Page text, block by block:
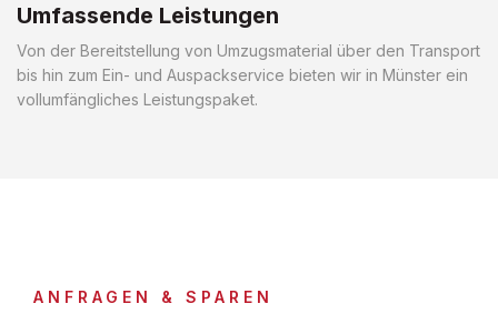
Umfassende Leistungen
Von der Bereitstellung von Umzugsmaterial über den Transport
bis hin zum Ein- und Auspackservice bieten wir in Münster ein
vollumfängliches Leistungspaket.
ANFRAGEN & SPAREN